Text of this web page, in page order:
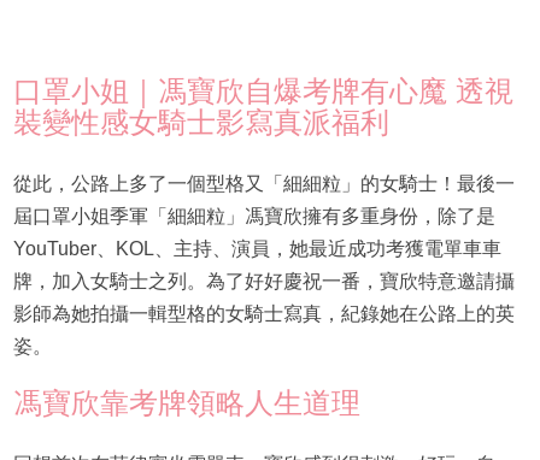
口罩小姐｜馮寶欣自爆考牌有心魔 透視
裝變性感女騎士影寫真派福利
從此，公路上多了一個型格又「細細粒」的女騎士！最後一
屆口罩小姐季軍「細細粒」馮寶欣擁有多重身份，除了是
YouTuber、KOL、主持、演員，她最近成功考獲電單車車
牌，加入女騎士之列。為了好好慶祝一番，寶欣特意邀請攝
影師為她拍攝一輯型格的女騎士寫真，紀錄她在公路上的英
姿。
馮寶欣靠考牌領略人生道理